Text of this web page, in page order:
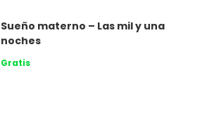
Sueño materno – Las mil y una
noches
Gratis